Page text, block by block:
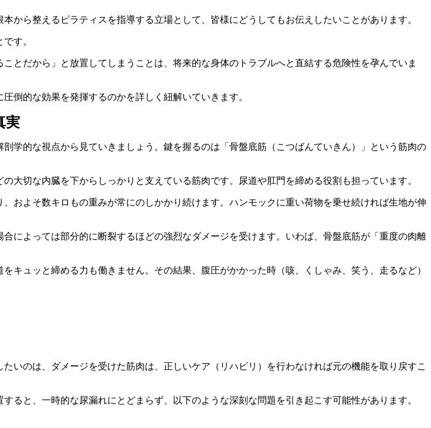
から整えるピラティスを指導する立場として、皆様にどうしてもお伝えしたいことがあります。
す。
とだから」と放置してしまうことは、将来的な身体のトラブルへと直結する危険性を孕んでいま
倒的な効果を発揮するのかを詳しく紐解いていきます。
実
学的な視点から見ていきましょう。鍵を握るのは「骨盤底筋（こつばんていきん）」という筋肉の
大切な内臓を下からしっかりと支えている筋肉です。尿道や肛門を締める役割も担っています。
およそ数キロもの重みが常にのしかかり続けます。ハンモックに重い荷物を乗せ続ければ生地が伸
によっては部分的に断裂するほどの強烈なダメージを受けます。いわば、骨盤底筋が「重度の肉離
キュッと締める力も働きません。その結果、腹圧がかかった時（咳、くしゃみ、笑う、走るなど）
いのは、ダメージを受けた筋肉は、正しいケア（リハビリ）を行わなければ元の機能を取り戻すこ
ると、一時的な尿漏れにとどまらず、以下のような深刻な問題を引き起こす可能性があります。